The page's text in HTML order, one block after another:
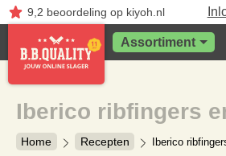
9,2 beoordelingop kiyoh.nl
Assortiment
Home Recepten Iberico
Iberico ribfingers